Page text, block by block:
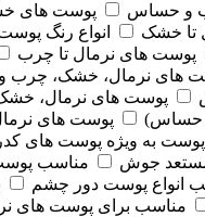
و حساس
پوست های
تا خشک
انواع رنگ
پوست های نرمال تا چرب
های نرمال، خشک، چرب
پوست های نرمال،
حساس)
پوست های
پوست به ویژه پوست های کدر
جوش
مناسب
انواع پوست دور چشم
مناسب برای پوست های